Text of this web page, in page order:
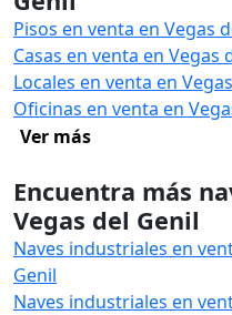
Pisos en venta en Vegas
Casas en venta en Vegas
Locales en venta en
Oficinas en venta en
Ver más
Encuentra más
Vegas del Genil
Naves industriales en
Genil
Naves industriales en